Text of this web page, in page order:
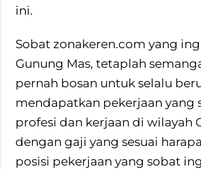
ini.
Sobat zonakeren.com yang
Gunung Mas, tetaplah
pernah bosan untuk selalu
mendapatkan pekerjaan yang
profesi dan kerjaan di wilayah
dengan gaji yang sesuai
posisi pekerjaan yang sobat